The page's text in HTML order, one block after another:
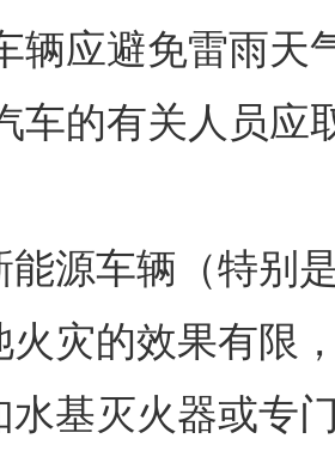
辆应避免雷雨天
车的有关人员应
能源车辆（特别
火灾的效果有限
水基灭火器或专